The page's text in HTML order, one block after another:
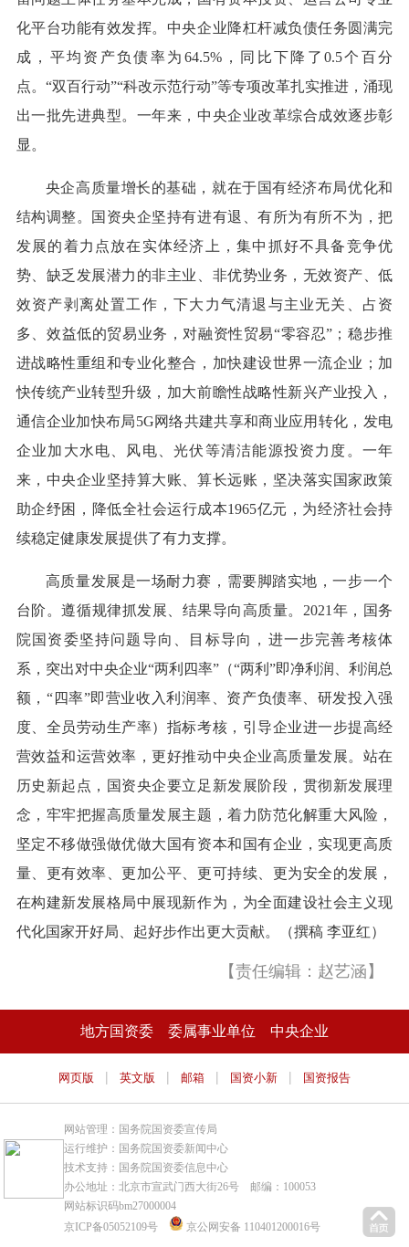
化平台功能有效发挥。中央企业降杠杆减负债任务圆满完
成，平均资产负债率为64.5%，同比下降了0.5个百分
点。“双百行动”“科改示范行动”等专项改革扎实推进，涌现
出一批先进典型。一年来，中央企业改革综合成效逐步彰
显。
央企高质量增长的基础，就在于国有经济布局优化和
结构调整。国资央企坚持有进有退、有所为有所不为，把
发展的着力点放在实体经济上，集中抓好不具备竞争优
势、缺乏发展潜力的非主业、非优势业务，无效资产、低
效资产剥离处置工作，下大力气清退与主业无关、占资
多、效益低的贸易业务，对融资性贸易“零容忍”；稳步推
进战略性重组和专业化整合，加快建设世界一流企业；加
快传统产业转型升级，加大前瞻性战略性新兴产业投入，
通信企业加快布局5G网络共建共享和商业应用转化，发电
企业加大水电、风电、光伏等清洁能源投资力度。一年
来，中央企业坚持算大账、算长远账，坚决落实国家政策
助企纾困，降低全社会运行成本1965亿元，为经济社会持
续稳定健康发展提供了有力支撑。
高质量发展是一场耐力赛，需要脚踏实地，一步一个
台阶。遵循规律抓发展、结果导向高质量。2021年，国务
院国资委坚持问题导向、目标导向，进一步完善考核体
系，突出对中央企业“两利四率”（“两利”即净利润、利润总
额，“四率”即营业收入利润率、资产负债率、研发投入强
度、全员劳动生产率）指标考核，引导企业进一步提高经
营效益和运营效率，更好推动中央企业高质量发展。站在
历史新起点，国资央企要立足新发展阶段，贯彻新发展理
念，牢牢把握高质量发展主题，着力防范化解重大风险，
坚定不移做强做优做大国有资本和国有企业，实现更高质
量、更有效率、更加公平、更可持续、更为安全的发展，
在构建新发展格局中展现新作为，为全面建设社会主义现
代化国家开好局、起好步作出更大贡献。（撰稿 李亚红）
【责任编辑：赵艺涵】
地方国资委 委属事业单位 中央企业
网页版 | 英文版 | 邮箱 | 国资小新 | 国资报告
网站管理：国务院国资委宣传局
运行维护：国务院国资委新闻中心
技术支持：国务院国资委信息中心
办公地址：北京市宣武门西大街26号 邮编：100053
网站标识码bm27000004
京ICP备05052109号
京公网安备 110401200016号